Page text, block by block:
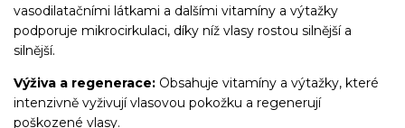
vasodilatačními látkami a dalšími vitamíny a výtažky
podporuje mikrocirkulaci, díky níž vlasy rostou silnější a
silnější.
Výživa a regenerace: Obsahuje vitamíny a výtažky, které
intenzivně vyživují vlasovou pokožku a regenerují
poškozené vlasy.